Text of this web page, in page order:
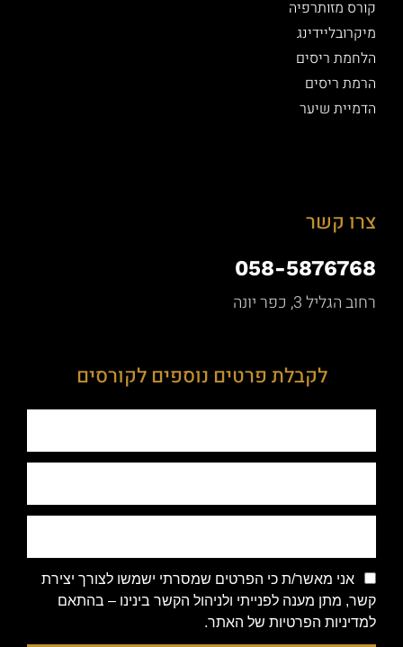
קורס מזותרפיה
מיקרובליידינג
הלחמת ריסים
הרמת ריסים
הדמיית שיער
צרו קשר
058-5876768
רחוב הגליל 3, כפר יונה
לקבלת פרטים נוספים לקורסים
אני מאשר/ת כי הפרטים שמסרתי ישמשו לצורך יצירת
קשר, מתן מענה לפנייתי ולניהול הקשר בינינו – בהתאם
למדיניות הפרטיות של האתר.